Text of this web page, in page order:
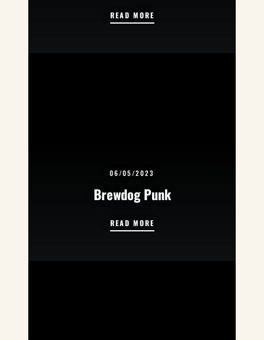
READ MOREDELIRIUM NOCTURNUM
06/05/2023
Brewdog Punk
READ MOREBREWDOG PUNK